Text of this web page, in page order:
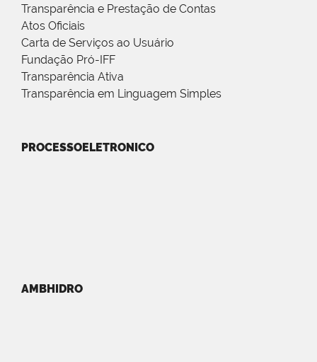
Transparência e Prestação de Contas
Atos Oficiais
Carta de Serviços ao Usuário
Fundação Pró-IFF
Transparência Ativa
Transparência em Linguagem Simples
PROCESSOELETRONICO
AMBHIDRO